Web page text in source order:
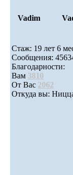
Vadim
Стаж: 19 лет 6
Сообщения:
Благодарности:
Вам 3810
От Вас 2062
Откуда вы: